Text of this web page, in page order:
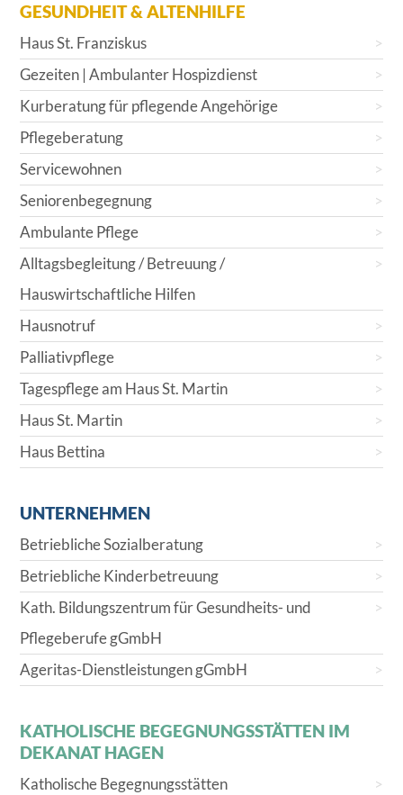
GESUNDHEIT & ALTENHILFE
Haus St. Franziskus
Gezeiten | Ambulanter Hospizdienst
Kurberatung für pflegende Angehörige
Pflegeberatung
Servicewohnen
Seniorenbegegnung
Ambulante Pflege
Alltagsbegleitung / Betreuung /
Hauswirtschaftliche Hilfen
Hausnotruf
Palliativpflege
Tagespflege am Haus St. Martin
Haus St. Martin
Haus Bettina
UNTERNEHMEN
Betriebliche Sozialberatung
Betriebliche Kinderbetreuung
Kath. Bildungszentrum für Gesundheits- und
Pflegeberufe gGmbH
Ageritas-Dienstleistungen gGmbH
KATHOLISCHE BEGEGNUNGSSTÄTTEN IM
DEKANAT HAGEN
Katholische Begegnungsstätten